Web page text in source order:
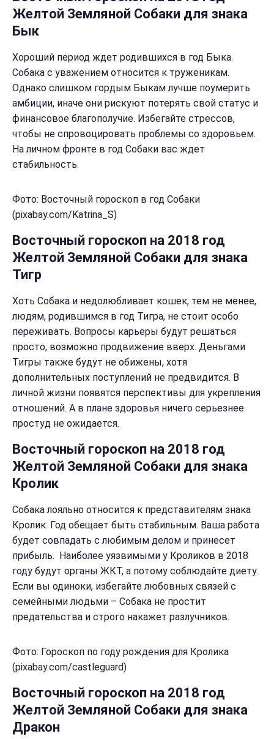
Желтой Земляной Собаки для знака
Бык
Хороший период ждет родившихся в год Быка.
Собака с уважением относится к труженикам.
Однако слишком гордым Быкам лучше поумерить
амбиции, иначе они рискуют потерять свой статус и
финансовое благополучие. Избегайте стрессов,
чтобы не спровоцировать проблемы со здоровьем.
На личном фронте в год Собаки вас ждет
стабильность.
Фото: Восточный гороскоп в год Собаки
(pixabay.com/Katrina_S)
Восточный гороскоп на 2018 год
Желтой Земляной Собаки для знака
Тигр
Хоть Собака и недолюбливает кошек, тем не менее,
людям, родившимся в год Тигра, не стоит особо
переживать. Вопросы карьеры будут решаться
просто, возможно продвижение вверх. Деньгами
Тигры также будут не обижены, хотя
дополнительных поступлений не предвидится. В
личной жизни появятся перспективы для укрепления
отношений. А в плане здоровья ничего серьезнее
простуд не ожидается.
Восточный гороскоп на 2018 год
Желтой Земляной Собаки для знака
Кролик
Собака лояльно относится к представителям знака
Кролик. Год обещает быть стабильным. Ваша работа
будет совпадать с любимым делом и принесет
прибыль. Наиболее уязвимыми у Кроликов в 2018
году будут органы ЖКТ, а потому соблюдайте диету.
Если вы одиноки, избегайте любовных связей с
семейными людьми – Собака не простит
предательства и строго накажет разлучников.
Фото: Гороскоп по году рождения для Кролика
(pixabay.com/castleguard)
Восточный гороскоп на 2018 год
Желтой Земляной Собаки для знака
Дракон